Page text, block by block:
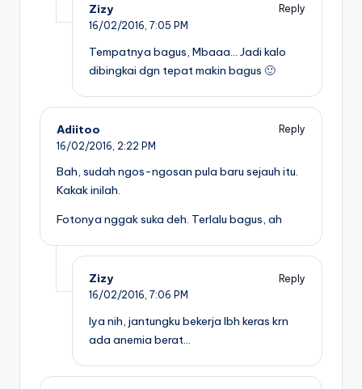
Zizy
Reply
16/02/2016, 7:05 PM
Tempatnya bagus, Mbaaa… Jadi kalo
dibingkai dgn tepat makin bagus 🙂
Adiitoo
Reply
16/02/2016, 2:22 PM
Bah, sudah ngos-ngosan pula baru sejauh itu.
Kakak inilah.
Fotonya nggak suka deh. Terlalu bagus, ah
Zizy
Reply
16/02/2016, 7:06 PM
Iya nih, jantungku bekerja lbh keras krn
ada anemia berat…